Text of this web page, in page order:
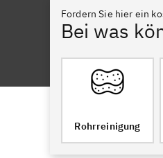
Fordern Sie hier ein
Bei was
Rohrreinigung